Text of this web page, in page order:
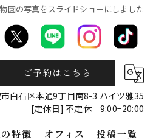
園の写真をスライドショーにしました
ご予約はこちら
白石区本通9丁目南8-3 ハイツ雅35
[定休日] 不定休 9:00−20:00
特徴 オフィス 投稿一覧